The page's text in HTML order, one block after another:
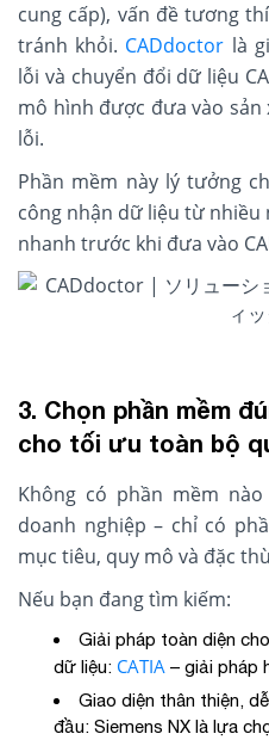
cung cấp), vấn đề tương
tránh khỏi. CADdoctor là
lỗi và chuyển đổi dữ liệu
mô hình được đưa vào sản
lỗi.
Phần mềm này lý tưởng
công nhận dữ liệu từ nhiều
nhanh trước khi đưa vào
3. Chọn phần mềm
cho tối ưu toàn bộ
Không có phần mềm
doanh nghiệp – chỉ có
mục tiêu, quy mô và đặc
Nếu bạn đang tìm kiếm:
Giải pháp toàn diện
dữ liệu: CATIA – giải pháp
Giao diện thân thiện,
đầu: Siemens NX là lựa